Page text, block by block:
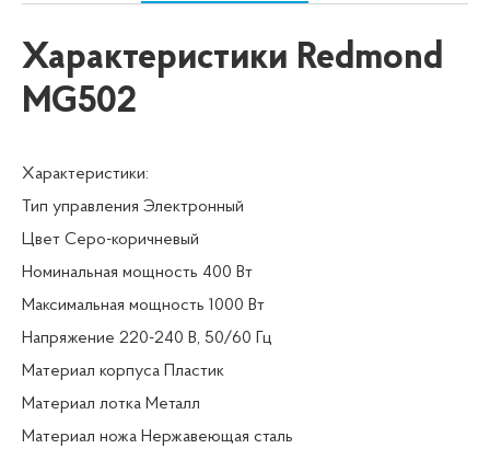
Характеристики Redmond
MG502
Характеристики:
Тип управления Электронный
Цвет Серо-коричневый
Номинальная мощность 400 Вт
Максимальная мощность 1000 Вт
Напряжение 220-240 В, 50/60 Гц
Материал корпуса Пластик
Материал лотка Металл
Материал ножа Нержавеющая сталь